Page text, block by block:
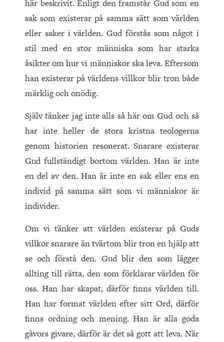
här beskrivit. Enligt den framstår Gud som en
sak som existerar på samma sätt som världen
eller saker i världen. Gud förstås som något i
stil med en stor människa som har starka
åsikter om hur vi människor ska leva. Eftersom
han existerar på världens villkor blir tron både
märklig och onödig.
Själv tänker jag inte alls så här om Gud och så
har inte heller de stora kristna teologerna
genom historien resonerat. Snarare existerar
Gud fullständigt bortom världen. Han är inte
en del av den. Han är inte en sak eller ens en
individ på samma sätt som vi människor är
individer.
Om vi tänker att världen existerar på Guds
villkor snarare än tvärtom blir tron en hjälp att
se och förstå den. Gud blir den som lägger
allting till rätta, den som förklarar världen för
oss. Han har skapat, därför finns världen till.
Han har format världen efter sitt Ord, därför
finns ordning och mening. Han är alla goda
gåvors givare, därför är det så gott att leva. När